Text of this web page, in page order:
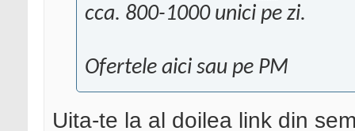
cca. 800-1000 unici pe zi.
Ofertele aici sau pe PM
Uita-te la al doilea link din